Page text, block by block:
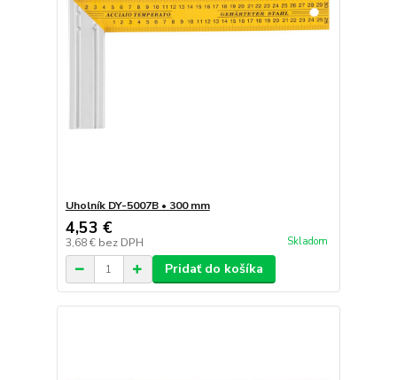
Uholník DY-5007B • 300 mm
4,53 €
3,68 € bez DPH Skladom
Pridať do košíka